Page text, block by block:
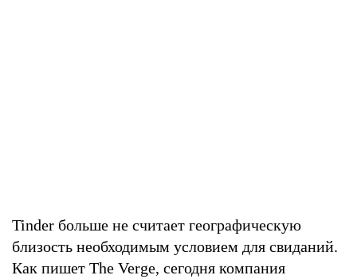
Tinder больше не считает географическую
близость необходимым условием для свиданий.
Как пишет The Verge, сегодня компания